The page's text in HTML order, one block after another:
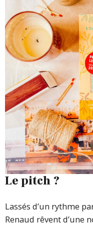
Le pitch ?
Lassés d’un rythme
Renaud rêvent d’une